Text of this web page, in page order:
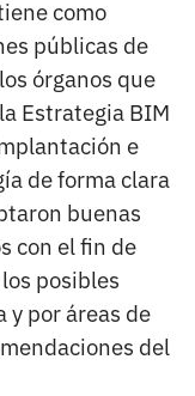
como
públicas de
órganos que
Estrategia BIM
e
de forma clara
buenas
con el fin de
posibles
y por áreas de
del